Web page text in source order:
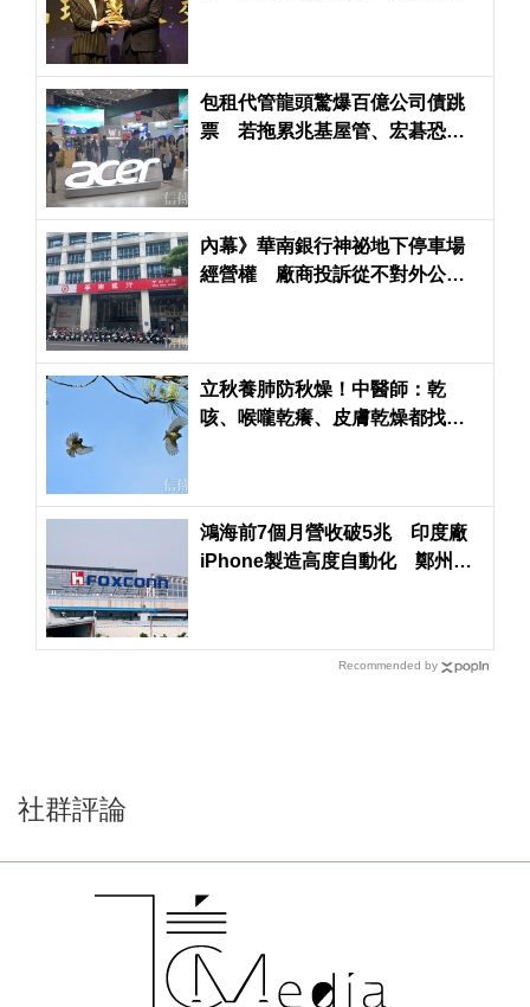
包租代管龍頭驚爆百億公司債跳
票 若拖累兆基屋管、宏碁恐淪
內幕》華南銀行神祕地下停車場
經營權 廠商投訴從不對外公開
立秋養肺防秋燥！中醫師：乾
咳、喉嚨乾癢、皮膚乾燥都找上
鴻海前7個月營收破5兆 印度廠
iPhone製造高度自動化 鄭州生
Recommended by
社群評論